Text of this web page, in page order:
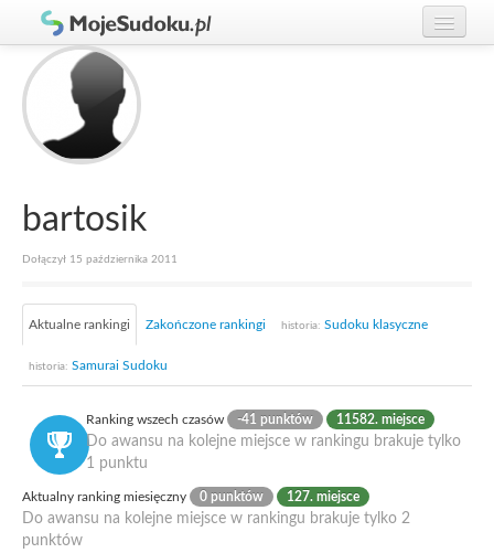
Graj w Sudoku!
Zasady Sudoku
Rankingi
Gracze
bartosik
Dołączył 15 października 2011
Aktualne rankingi Zakończone rankingi historia: Sudoku klasyczne
historia: Samurai Sudoku
Ranking wszech czasów -41 punktów 11582. miejsce
Do awansu na kolejne miejsce w rankingu brakuje tylko
1 punktu
Aktualny ranking miesięczny 0 punktów 127. miejsce
Do awansu na kolejne miejsce w rankingu brakuje tylko 2
punktów